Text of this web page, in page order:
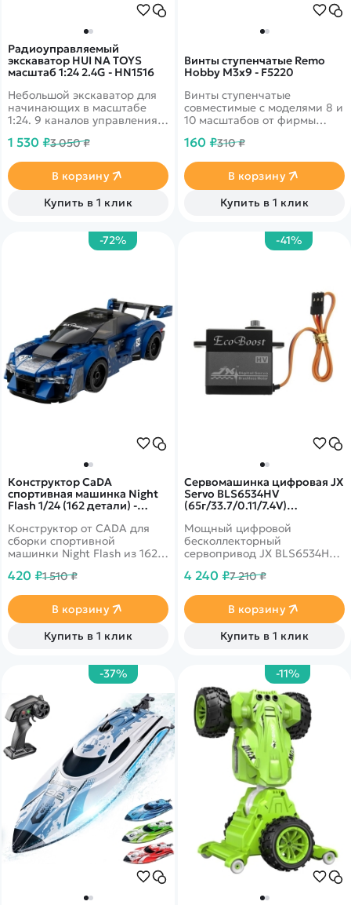
Радиоуправляемый
экскаватор HUI NA TOYS
масштаб 1:24 2.4G - HN1516
Небольшой экскаватор для
начинающих в масштабе
1:24. 9 каналов управления.
с сохранением деталей
1 530 ₽3 050 ₽
В корзину
Купить в 1 клик
Винты ступенчатые Remo
Hobby М3x9 - F5220
Винты ступенчатые
совместимые с моделями 8 и
10 масштабов от фирмы
диаметр 3 мм
160 ₽310 ₽
В корзину
Купить в 1 клик
-72%
Конструктор CaDA
спортивная машинка Night
Flash 1/24 (162 детали) -
Конструктор от CADA для
сборки спортивной
машинки Night Flash из 162
Крутятся колеса.
420 ₽1 510 ₽
В корзину
Купить в 1 клик
-41%
Сервомашинка цифровая JX
Servo BLS6534HV
(65г/33.7/0.11/7.4V)
BLS6534HV
Мощный цифровой
бесколлекторный
сервопривод JX BLS6534HV с
в алюминиевом корпусе.
26.7 кг/см (6.0V), 33.7 кг/см
(7.4V), скорость: 0.13 с/60°
(6.0V), 0.11 с/60° (7.4V).
4 240 ₽7 210 ₽
В корзину
Купить в 1 клик
-37% -11%